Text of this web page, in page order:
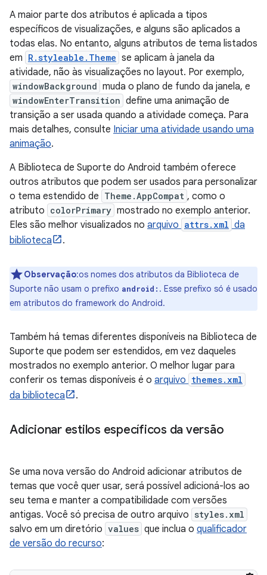
A maior parte dos atributos é aplicada a tipos
específicos de visualizações, e alguns são aplicados a
todas elas. No entanto, alguns atributos de tema listados
em R.styleable.Theme se aplicam à janela da
atividade, não às visualizações no layout. Por exemplo,
windowBackground muda o plano de fundo da janela, e
windowEnterTransition define uma animação de
transição a ser usada quando a atividade começa. Para
mais detalhes, consulte Iniciar uma atividade usando uma
animação.
A Biblioteca de Suporte do Android também oferece
outros atributos que podem ser usados para personalizar
o tema estendido de Theme.AppCompat , como o
atributo colorPrimary mostrado no exemplo anterior.
Eles são melhor visualizados no arquivo attrs.xml da
biblioteca
.
Observação:os nomes dos atributos da Biblioteca de
Suporte não usam o prefixo android: . Esse prefixo só é usado
em atributos do framework do Android.
Também há temas diferentes disponíveis na Biblioteca de
Suporte que podem ser estendidos, em vez daqueles
mostrados no exemplo anterior. O melhor lugar para
conferir os temas disponíveis é o arquivo themes.xml
da biblioteca .
Adicionar estilos específicos da versão
Se uma nova versão do Android adicionar atributos de
temas que você quer usar, será possível adicioná-los ao
seu tema e manter a compatibilidade com versões
antigas. Você só precisa de outro arquivo styles.xml
salvo em um diretório values que inclua o qualificador
de versão do recurso: